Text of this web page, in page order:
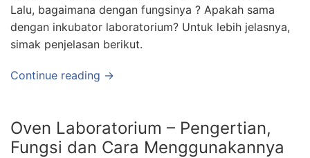
Lalu, bagaimana dengan fungsinya ? Apakah sama
dengan inkubator laboratorium? Untuk lebih jelasnya,
simak penjelasan berikut.
Continue reading →
Oven Laboratorium – Pengertian,
Fungsi dan Cara Menggunakannya